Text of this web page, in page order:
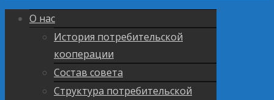
О нас
История потребительской
кооперации
Состав совета
Структура потребительской